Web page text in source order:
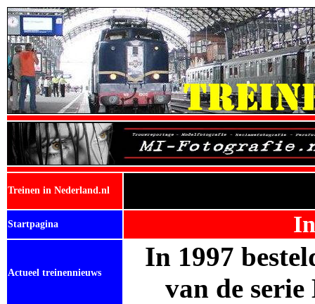
Treinen in Nederland.nl
Startpagina
Actueel treinennieuws
In 1997
van de serie